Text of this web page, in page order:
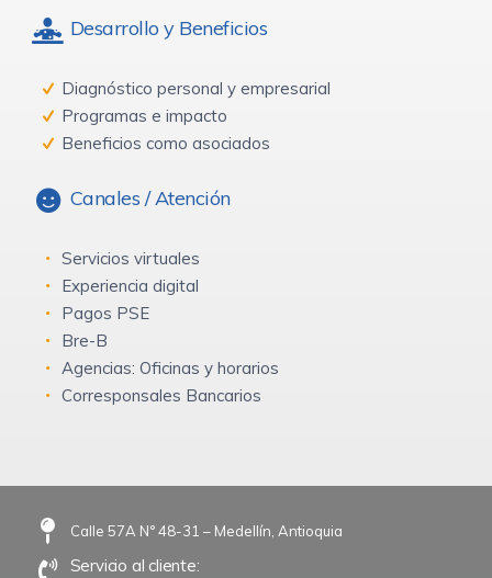
Desarrollo y Beneficios
Diagnóstico personal y empresarial
Programas e impacto
Beneficios como asociados
Canales / Atención
Servicios virtuales
Experiencia digital
Pagos PSE
Bre-B
Agencias: Oficinas y horarios
Corresponsales Bancarios
Calle 57A N° 48-31 – Medellín, Antioquia
Servicio al cliente: